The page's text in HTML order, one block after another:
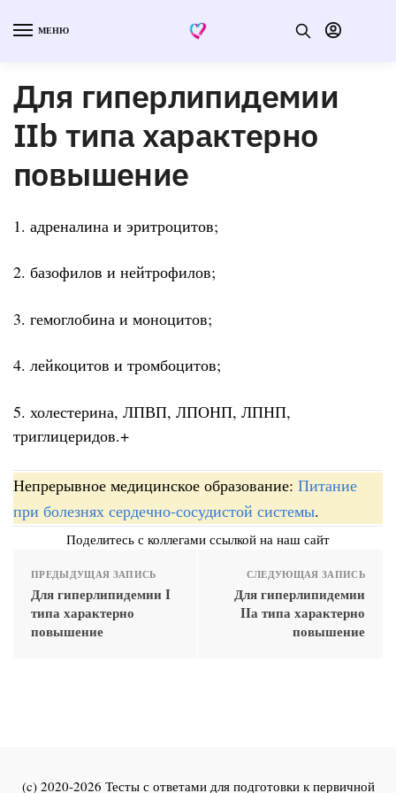
МЕНЮ
Для гиперлипидемии
IIb типа характерно
повышение
1. адреналина и эритроцитов;
2. базофилов и нейтрофилов;
3. гемоглобина и моноцитов;
4. лейкоцитов и тромбоцитов;
5. холестерина, ЛПВП, ЛПОНП, ЛПНП,
триглицеридов.+
Непрерывное медицинское образование: Питание
при болезнях сердечно-сосудистой системы.
Поделитесь с коллегами ссылкой на наш сайт
ПРЕДЫДУЩАЯ ЗАПИСЬ
Для гиперлипидемии I
типа характерно
повышение
СЛЕДУЮЩАЯ ЗАПИСЬ
Для гиперлипидемии
IIа типа характерно
повышение
(c) 2020-2026 Тесты с ответами для подготовки к первичной